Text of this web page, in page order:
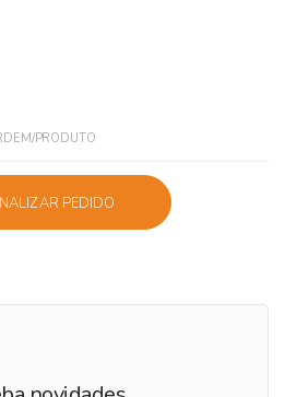
PRODUTO
PEDIDO